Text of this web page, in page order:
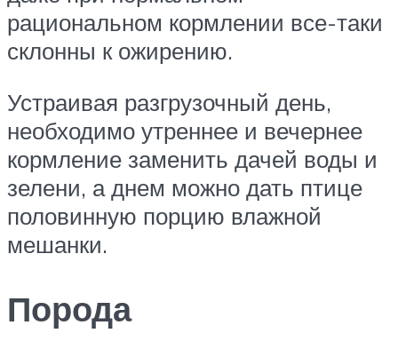
рациональном кормлении все-таки
склонны к ожирению.
Устраивая разгрузочный день,
необходимо утреннее и вечернее
кормление заменить дачей воды и
зелени, а днем можно дать птице
половинную порцию влажной
мешанки.
Порода